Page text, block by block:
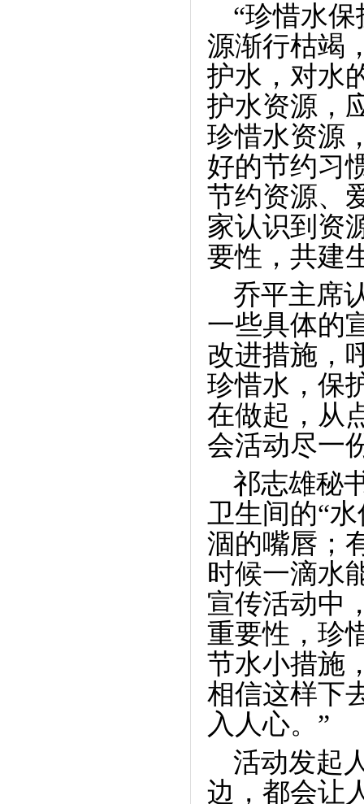
“珍惜水
源渐行枯竭
护水，对水
护水资源，
珍惜水资源
好的节约习
节约资源、
家认识到资
要性，共建
乔平主席
一些具体的
改进措施，
珍惜水，保
在做起，从
会活动尽一
祁志雄秘
卫生间的“
涸的嘴唇；
时候一滴水
宣传活动中
重要性，珍
节水小措施
相信这样下
入人心。”
活动发起
边，都会让